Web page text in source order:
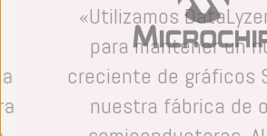
«Utilizamos
para mantener un
creciente de gráficos
nuestra fábrica de